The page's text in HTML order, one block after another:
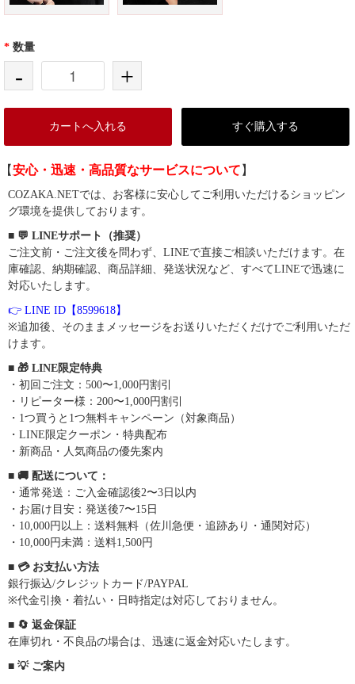
* 数量
- +
カートへ入れる すぐ購入する
【安心・迅速・高品質なサービスについて 】
COZAKA.NETでは、お客様に安心してご利用いただけるショッピン
グ環境を提供しております。
■ 💬 LINEサポート（推奨）
ご注文前・ご注文後を問わず、LINEで直接ご相談いただけます。在
庫確認、納期確認、商品詳細、発送状況など、すべてLINEで迅速に
対応いたします。
👉 LINE ID【8599618】
※追加後、そのままメッセージをお送りいただくだけでご利用いただ
けます。
■ 🎁 LINE限定特典
・初回ご注文：500〜1,000円割引
・リピーター様：200〜1,000円割引
・1つ買うと1つ無料キャンペーン（対象商品）
・LINE限定クーポン・特典配布
・新商品・人気商品の優先案内
■ 🚚 配送について：
・通常発送：ご入金確認後2〜3日以内
・お届け目安：発送後7〜15日
・10,000円以上：送料無料（佐川急便・追跡あり・通関対応）
・10,000円未満：送料1,500円
■ 💳 お支払い方法
銀行振込/クレジットカード/PAYPAL
※代金引換・着払い・日時指定は対応しておりません。
■ 🔄 返金保証
在庫切れ・不良品の場合は、迅速に返金対応いたします。
■ 💡 ご案内